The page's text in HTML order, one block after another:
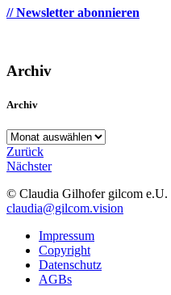
// Newsletter abonnieren
Archiv
Archiv
Archiv
Zurück
Nächster
© Claudia Gilhofer gilcom e.U.
claudia@gilcom.vision
Impressum
Copyright
Datenschutz
AGBs